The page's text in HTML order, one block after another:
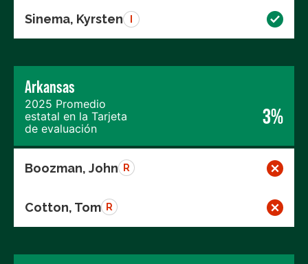
Sinema, Kyrsten
Arkansas
2025 Promedio
estatal en la Tarjeta
de evaluación
3%
Boozman, John R
Cotton, Tom R